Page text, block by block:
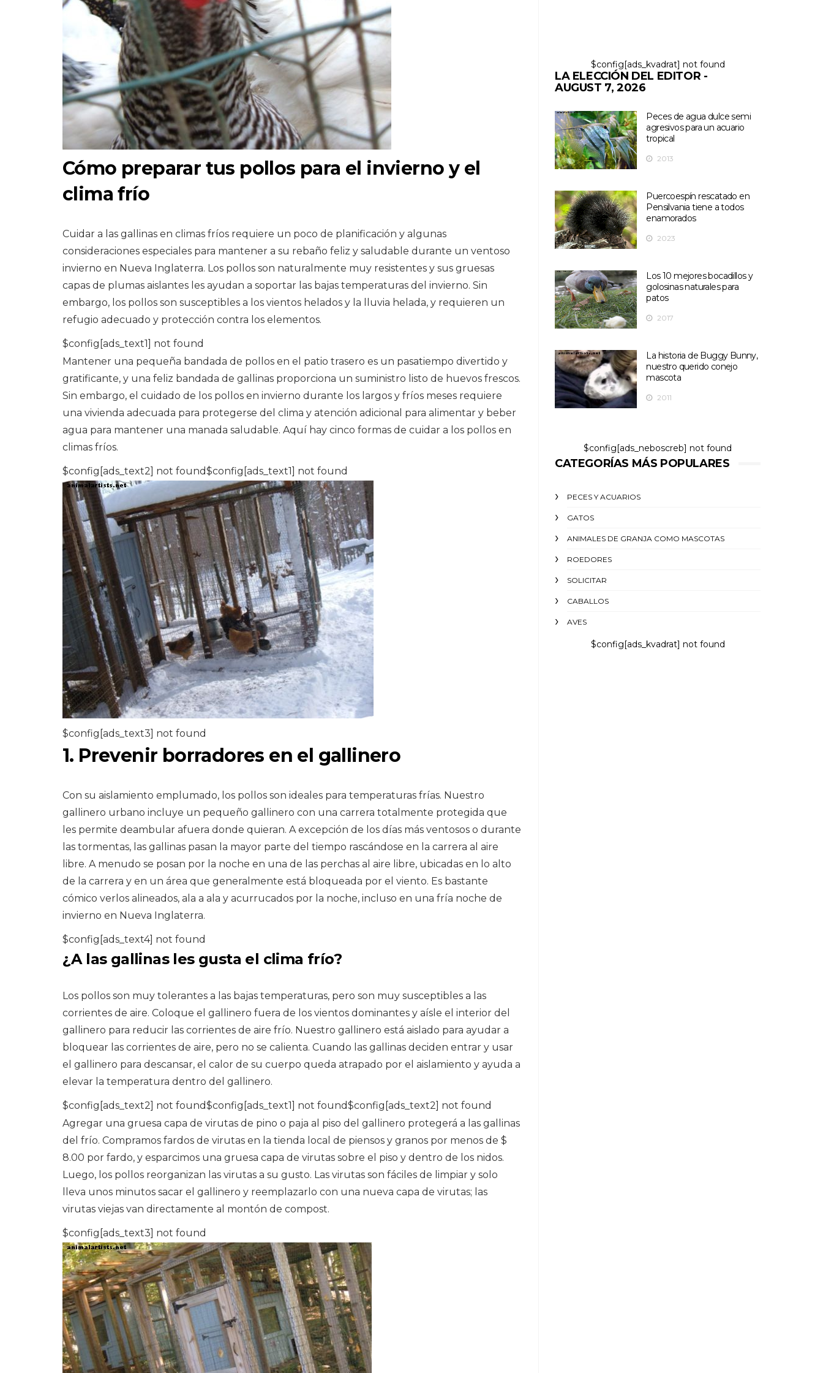
Cómo preparar tus pollos para el invierno y el
clima frío
Cuidar a las gallinas en climas fríos requiere un poco de planificación y algunas
consideraciones especiales para mantener a su rebaño feliz y saludable durante un ventoso
invierno en Nueva Inglaterra. Los pollos son naturalmente muy resistentes y sus gruesas
capas de plumas aislantes les ayudan a soportar las bajas temperaturas del invierno. Sin
embargo, los pollos son susceptibles a los vientos helados y la lluvia helada, y requieren un
refugio adecuado y protección contra los elementos.
$config[ads_text1] not found
Mantener una pequeña bandada de pollos en el patio trasero es un pasatiempo divertido y
gratificante, y una feliz bandada de gallinas proporciona un suministro listo de huevos frescos.
Sin embargo, el cuidado de los pollos en invierno durante los largos y fríos meses requiere
una vivienda adecuada para protegerse del clima y atención adicional para alimentar y beber
agua para mantener una manada saludable. Aquí hay cinco formas de cuidar a los pollos en
climas fríos.
$config[ads_text2] not found$config[ads_text1] not found
$config[ads_text3] not found
1. Prevenir borradores en el gallinero
Con su aislamiento emplumado, los pollos son ideales para temperaturas frías. Nuestro
gallinero urbano incluye un pequeño gallinero con una carrera totalmente protegida que
les permite deambular afuera donde quieran. A excepción de los días más ventosos o durante
las tormentas, las gallinas pasan la mayor parte del tiempo rascándose en la carrera al aire
libre. A menudo se posan por la noche en una de las perchas al aire libre, ubicadas en lo alto
de la carrera y en un área que generalmente está bloqueada por el viento. Es bastante
cómico verlos alineados, ala a ala y acurrucados por la noche, incluso en una fría noche de
invierno en Nueva Inglaterra.
$config[ads_text4] not found
¿A las gallinas les gusta el clima frío?
Los pollos son muy tolerantes a las bajas temperaturas, pero son muy susceptibles a las
corrientes de aire. Coloque el gallinero fuera de los vientos dominantes y aísle el interior del
gallinero para reducir las corrientes de aire frío. Nuestro gallinero está aislado para ayudar a
bloquear las corrientes de aire, pero no se calienta. Cuando las gallinas deciden entrar y usar
el gallinero para descansar, el calor de su cuerpo queda atrapado por el aislamiento y ayuda a
elevar la temperatura dentro del gallinero.
$config[ads_text2] not found$config[ads_text1] not found$config[ads_text2] not found
Agregar una gruesa capa de virutas de pino o paja al piso del gallinero protegerá a las gallinas
del frío. Compramos fardos de virutas en la tienda local de piensos y granos por menos de $
8.00 por fardo, y esparcimos una gruesa capa de virutas sobre el piso y dentro de los nidos.
Luego, los pollos reorganizan las virutas a su gusto. Las virutas son fáciles de limpiar y solo
lleva unos minutos sacar el gallinero y reemplazarlo con una nueva capa de virutas; las
virutas viejas van directamente al montón de compost.
$config[ads_text3] not found
$config[ads_kvadrat] not found
LA ELECCIÓN DEL EDITOR -
AUGUST 7, 2026
Peces de agua dulce semi
agresivos para un acuario
tropical
2013
Puercoespín rescatado en
Pensilvania tiene a todos
enamorados
2023
Los 10 mejores bocadillos y
golosinas naturales para
patos
2017
La historia de Buggy Bunny,
nuestro querido conejo
mascota
2011
$config[ads_neboscreb] not found
CATEGORÍAS MÁS POPULARES
PECES Y ACUARIOS
GATOS
ANIMALES DE GRANJA COMO MASCOTAS
ROEDORES
SOLICITAR
CABALLOS
AVES
$config[ads_kvadrat] not found